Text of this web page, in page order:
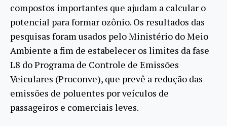
compostos importantes que ajudam a calcular o
potencial para formar ozônio. Os resultados das
pesquisas foram usados pelo Ministério do Meio
Ambiente a fim de estabelecer os limites da fase
L8 do Programa de Controle de Emissões
Veiculares (Proconve), que prevê a redução das
emissões de poluentes por veículos de
passageiros e comerciais leves.